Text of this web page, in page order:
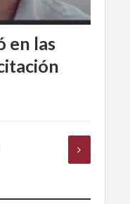
en las